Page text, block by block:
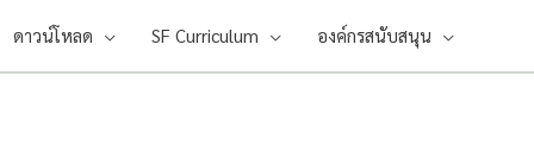
ดาวน์โหลด SF Curriculum องค์กรสนับสนุน